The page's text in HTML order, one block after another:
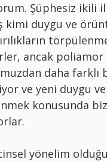
Şüphesiz ikili
kimi duygu ve
ancak
daha farklı
ve yeni duygu
konusunda
yönelim